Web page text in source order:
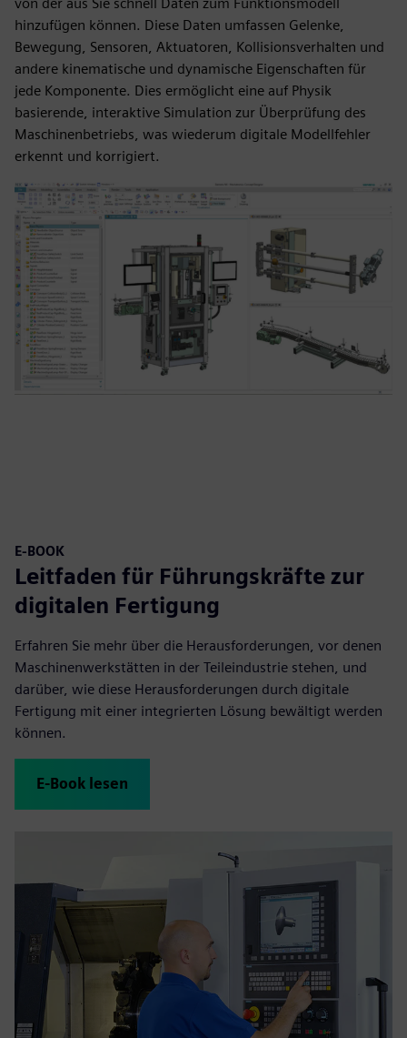
hinzufügen können. Diese Daten umfassen Gelenke,
Bewegung, Sensoren, Aktuatoren, Kollisionsverhalten und
andere kinematische und dynamische Eigenschaften für
jede Komponente. Dies ermöglicht eine auf Physik
basierende, interaktive Simulation zur Überprüfung des
Maschinenbetriebs, was wiederum digitale Modellfehler
erkennt und korrigiert.
E-BOOK
Leitfaden für Führungskräfte zur
digitalen Fertigung
Erfahren Sie mehr über die Herausforderungen, vor denen
Maschinenwerkstätten in der Teileindustrie stehen, und
darüber, wie diese Herausforderungen durch digitale
Fertigung mit einer integrierten Lösung bewältigt werden
können.
E-Book lesen